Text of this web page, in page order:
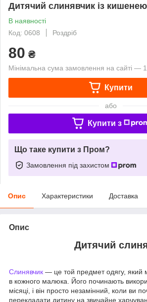
Дитячий слинявчик із кишенею
В наявності
Код: 0608
Роздріб
80 ₴
Мінімальна сума замовлення на сайті —
Купити
або
Купити з
Що таке купити з Пром?
Замовлення під захистом
Опис Характеристики Доставка
Опис
Дитячий
Слинявчик — це той предмет одягу, який
в кожного малюка. Його починають
місяці, і він просто незамінний, коли ви
перекладати дитину на звичайне